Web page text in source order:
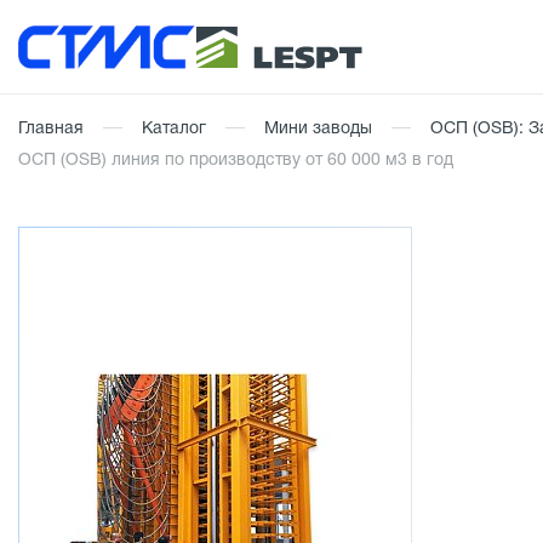
Главная Каталог Мини заводы
ОСП (OSB):
ОСП (OSB) линия по производству от 60 000 м3 в год